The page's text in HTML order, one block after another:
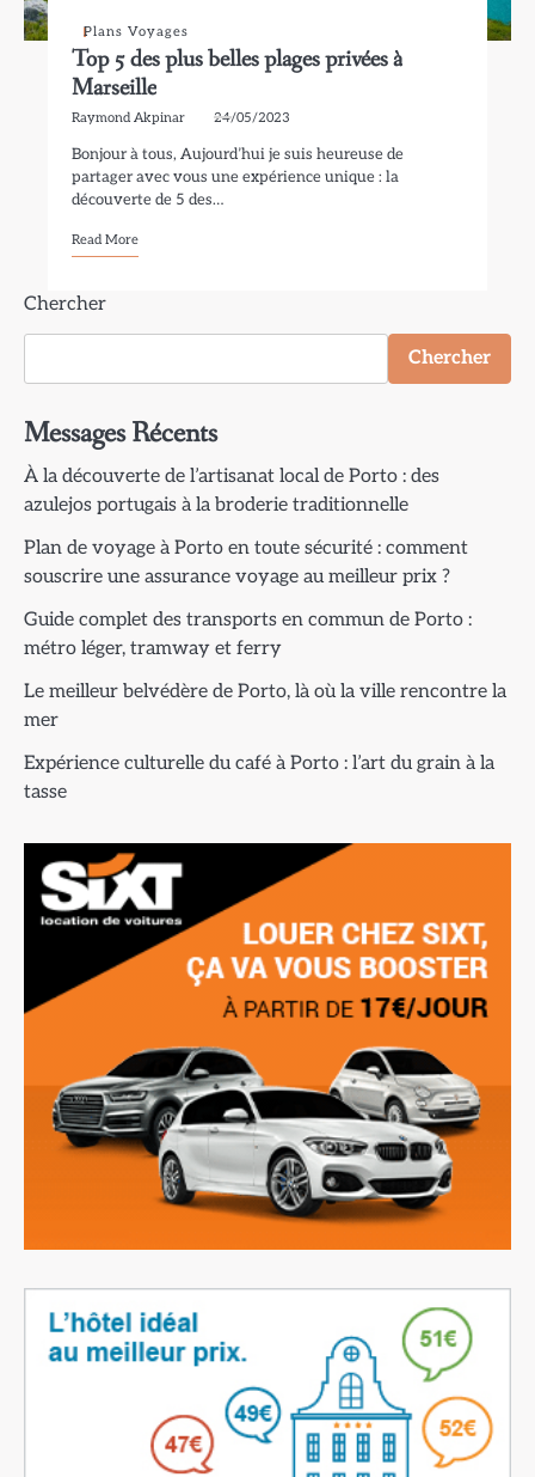
Plans Voyages
Top 5 des plus belles plages privées à
Marseille
Raymond Akpinar 24/05/2023
Bonjour à tous, Aujourd’hui je suis heureuse de
partager avec vous une expérience unique : la
découverte de 5 des…
Read More
Chercher
Chercher
Messages Récents
À la découverte de l’artisanat local de Porto : des
azulejos portugais à la broderie traditionnelle
Plan de voyage à Porto en toute sécurité : comment
souscrire une assurance voyage au meilleur prix ?
Guide complet des transports en commun de Porto :
métro léger, tramway et ferry
Le meilleur belvédère de Porto, là où la ville rencontre la
mer
Expérience culturelle du café à Porto : l’art du grain à la
tasse